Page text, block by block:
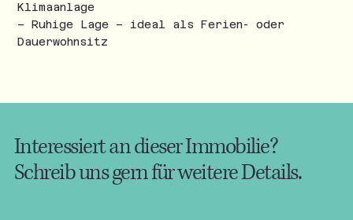
Klimaanlage
– Ruhige Lage – ideal als Ferien- oder
Dauerwohnsitz
Interessiert an dieser Immobilie?
Schreib uns gern für weitere Details.